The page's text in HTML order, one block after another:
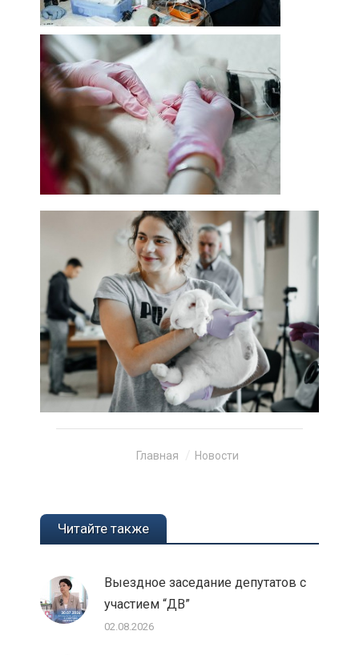
Главная Новости
Читайте также
Выездное заседание депутатов с
участием “ДВ”
02.08.2026